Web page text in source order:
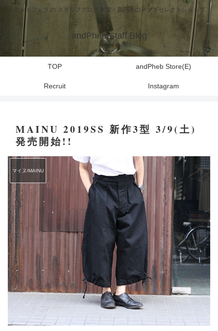
アンドフェブ の スタッフブログ 東京・高円寺のメンズセレクトショップ
andPheb Staff Blog
TOP andPheb Store(E)
Recruit Instagram
MAINU 2019SS 新作3型 3/9(土)
発売開始!!
マイヌ/MAINU